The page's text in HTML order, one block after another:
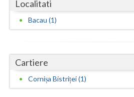
Maramures
Mehedinti
Neamt
Olt
Localitati
Bacau (1)
Cartiere
Cornișa Bistriței (1)